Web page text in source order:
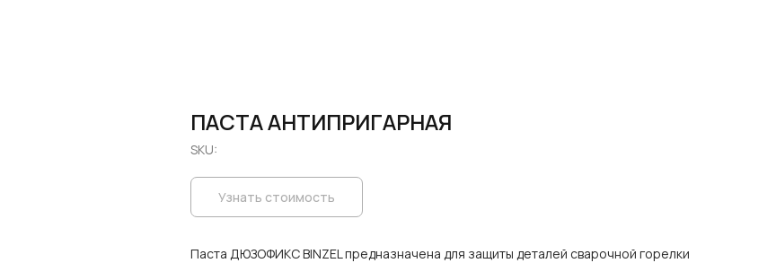
ПАСТА АНТИПРИГАРНАЯ
SKU:
Узнать стоимость
Паста ДЮЗОФИКС BINZEL предназначена для защиты деталей сварочной горелки